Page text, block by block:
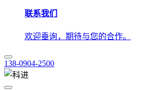
联系我们
欢迎垂询，期待与您的合作。
138-0904-2500